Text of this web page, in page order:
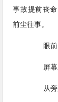
事故提前丧
前尘往事。
眼前
屏幕上
从旁观